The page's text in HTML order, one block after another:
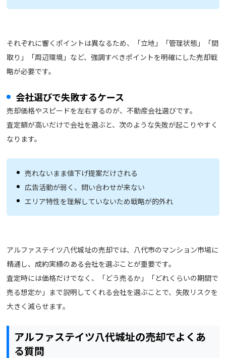
それぞれに響くポイントは異なるため、「立地」「管理状態」「間
取り」「周辺環境」など、強調すべきポイントを明確にした売却戦
略が必要です。
会社選びで失敗するケース
売却価格やスピードを左右するのが、不動産会社選びです。
査定額が高いだけで会社を選ぶと、次のような失敗が起こりやすく
なります。
売れないまま値下げ提案だけされる
広告活動が弱く、問い合わせが来ない
エリア特性を理解していないため戦略が的外れ
アルファステイツ八代城址の売却では、八代市のマンション市場に
精通し、成約実績のある会社を選ぶことが重要です。
査定時には価格だけでなく、「どう売るか」「どれくらいの期間で
売る想定か」まで説明してくれる会社を選ぶことで、失敗リスクを
大きく減らせます。
アルファステイツ八代城址の売却でよくあ
る質問